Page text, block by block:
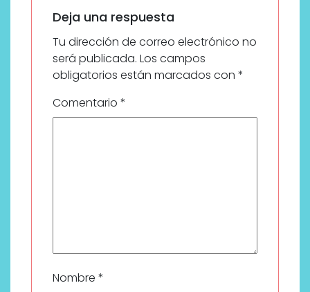
Deja una respuesta
Tu dirección de correo electrónico no
será publicada. Los campos
obligatorios están marcados con *
Comentario *
Nombre *